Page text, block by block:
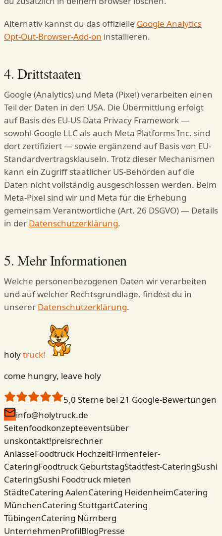
Alternativ kannst du das offizielle Google Analytics
Opt-Out-Browser-Add-on installieren.
4. Drittstaaten
Google (Analytics) und Meta (Pixel) verarbeiten einen
Teil der Daten in den USA. Die Übermittlung erfolgt
auf Basis des EU-US Data Privacy Framework —
sowohl Google LLC als auch Meta Platforms Inc. sind
dort zertifiziert — sowie ergänzend auf Basis von EU-
Standardvertragsklauseln. Trotz dieser Mechanismen
kann ein Zugriff staatlicher US-Behörden auf die
Daten nicht vollständig ausgeschlossen werden. Beim
Meta-Pixel sind wir und Meta für die Erhebung
gemeinsam Verantwortliche (Art. 26 DSGVO) — Details
in der Datenschutzerklärung.
5. Mehr Informationen
Welche personenbezogenen Daten wir verarbeiten
und auf welcher Rechtsgrundlage, findest du in
unserer Datenschutzerklärung.
holytruck!
come hungry, leave holy
5,0 Sterne bei 21 Google-Bewertungen
info@holytruck.de
Seitenfoodkonzepteeventsüber
unskontakt!preisrechner
AnlässeFoodtruck HochzeitFirmenfeier-
CateringFoodtruck GeburtstagStadtfest-CateringSushi
CateringSushi Foodtruck mieten
StädteCatering AalenCatering HeidenheimCatering
MünchenCatering StuttgartCatering
TübingenCatering Nürnberg
UnternehmenProfilBlogPresse